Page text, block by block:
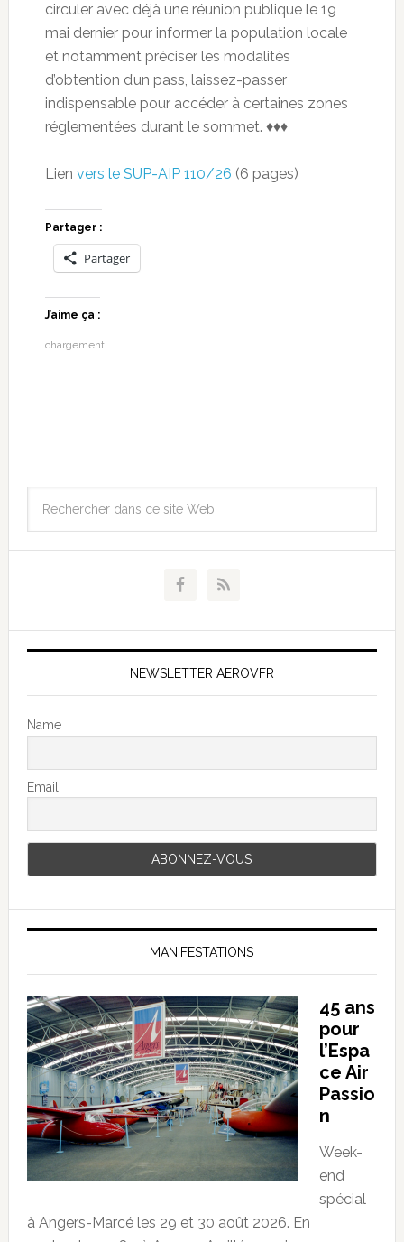
circuler avec déjà une réunion publique le 19
mai dernier pour informer la population locale
et notamment préciser les modalités
d’obtention d’un pass, laissez-passer
indispensable pour accéder à certaines zones
réglementées durant le sommet. ♦♦♦
Lien vers le SUP-AIP 110/26 (6 pages)
Partager :
Partager
J’aime ça :
chargement…
NEWSLETTER AEROVFR
Name
Email
MANIFESTATIONS
45 ans
pour
l’Espa
ce Air
Passio
n
Week-
end
spécial
à Angers-Marcé les 29 et 30 août 2026. En